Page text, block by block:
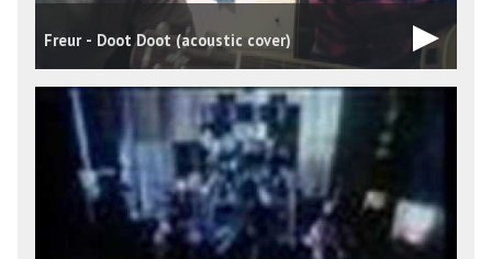
Freur - Doot Doot (acoustic cover)